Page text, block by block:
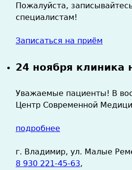
Пожалуйста,
специалистам!
Записаться на приём
24 ноября клиника
Уважаемые пациенты! В
Центр Современной
подробнее
г. Владимир, ул. Малые
8 930 221-45-63,